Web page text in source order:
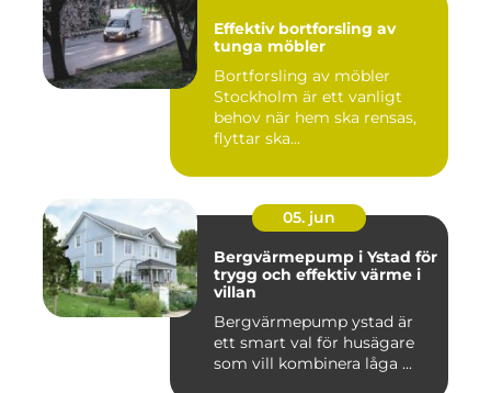
Effektiv bortforsling av
tunga möbler
Bortforsling av möbler
Stockholm är ett vanligt
behov när hem ska rensas,
flyttar ska...
05. jun
Bergvärmepump i Ystad för
trygg och effektiv värme i
villan
Bergvärmepump ystad är
ett smart val för husägare
som vill kombinera låga ...